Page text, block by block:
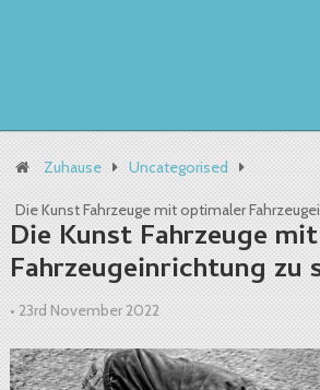
Zuhause Uncategorised
Die Kunst Fahrzeuge mit optimaler
Die Kunst Fahrzeuge
Fahrzeugeinrichtung zu
• 23rd November 2022